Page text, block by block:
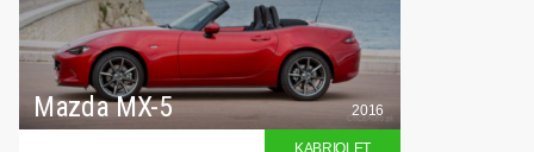
Mazda MX-5 2016
KABRIOLET